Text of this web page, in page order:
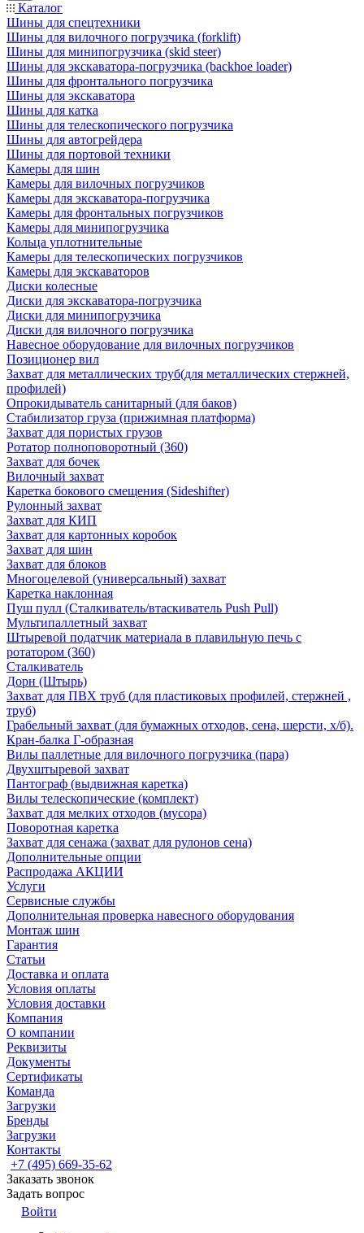
Каталог
Шины для спецтехники
Шины для вилочного погрузчика (forklift)
Шины для минипогрузчика (skid steer)
Шины для экскаватора-погрузчика (backhoe loader)
Шины для фронтального погрузчика
Шины для экскаватора
Шины для катка
Шины для телескопического погрузчика
Шины для автогрейдера
Шины для портовой техники
Камеры для шин
Камеры для вилочных погрузчиков
Камеры для экскаватора-погрузчика
Камеры для фронтальных погрузчиков
Камеры для минипогрузчика
Кольца уплотнительные
Камеры для телескопических погрузчиков
Камеры для экскаваторов
Диски колесные
Диски для экскаватора-погрузчика
Диски для минипогрузчика
Диски для вилочного погрузчика
Навесное оборудование для вилочных погрузчиков
Позиционер вил
Захват для металлических труб(для металлических стержней,
профилей)
Опрокидыватель санитарный (для баков)
Стабилизатор груза (прижимная платформа)
Захват для пористых грузов
Ротатор полноповоротный (360)
Захват для бочек
Вилочный захват
Каретка бокового смещения (Sideshifter)
Рулонный захват
Захват для КИП
Захват для картонных коробок
Захват для шин
Захват для блоков
Многоцелевой (универсальный) захват
Каретка наклонная
Пуш пулл (Сталкиватель/втаскиватель Push Pull)
Мультипаллетный захват
Штыревой податчик материала в плавильную печь с
ротатором (360)
Сталкиватель
Дорн (Штырь)
Захват для ПВХ труб (для пластиковых профилей, стержней ,
труб)
Грабельный захват (для бумажных отходов, сена, шерсти, х/б).
Кран-балка Г-образная
Вилы паллетные для вилочного погрузчика (пара)
Двухштыревой захват
Пантограф (выдвижная каретка)
Вилы телескопические (комплект)
Захват для мелких отходов (мусора)
Поворотная каретка
Захват для сенажа (захват для рулонов сена)
Дополнительные опции
Распродажа АКЦИИ
Услуги
Сервисные службы
Дополнительная проверка навесного оборудования
Монтаж шин
Гарантия
Статьи
Доставка и оплата
Условия оплаты
Условия доставки
Компания
О компании
Реквизиты
Документы
Сертификаты
Команда
Загрузки
Бренды
Загрузки
Контакты
+7 (495) 669-35-62
Заказать звонок
Задать вопрос
Войти